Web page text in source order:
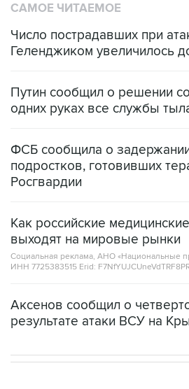
САМОЕ ЧИТАЕМОЕ
Число пострадавших при
Геленджиком увеличилось
Путин сообщил о решении
одних руках все службы
ФСБ сообщила о
подростков, готовивших
Росгвардии
Как российские
выходят на мировые рынки
Социальная реклама, АНО «Национальные
ИНН 7725383515 Erid:
Аксенов сообщил о
результате атаки ВСУ на